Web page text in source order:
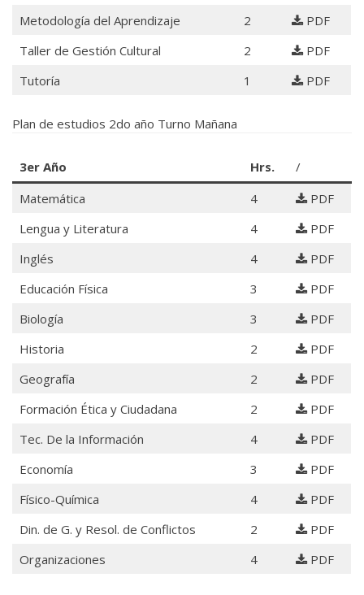
Metodología del Aprendizaje
2
PDF
Taller de Gestión Cultural
2
PDF
Tutoría
1 PDF
Plan de estudios 2do año Turno Mañana
3er Año Hrs.
/
Matemática
4
PDF
Lengua y Literatura
4
PDF
Inglés
4
PDF
Educación Física
3
PDF
Biología
3
PDF
Historia
2
PDF
Geografía
2
PDF
Formación Ética y Ciudadana
2
PDF
Tec. De la Información
4
PDF
Economía
3
PDF
Físico-Química
4
PDF
Din. de G. y Resol. de Conflictos
2
PDF
Organizaciones
4 PDF